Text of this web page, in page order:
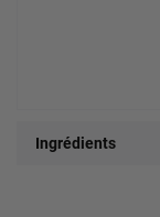
Ingrédients